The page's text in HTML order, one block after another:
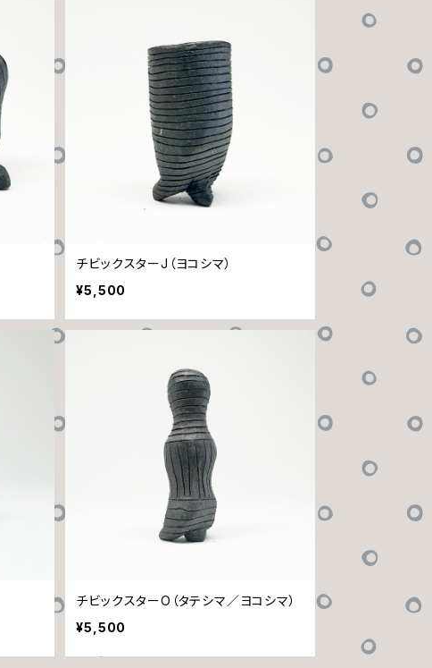
チビックスターJ（ヨコシマ）
¥5,500
チビックスターO（タテシマ／ヨコシマ）
¥5,500